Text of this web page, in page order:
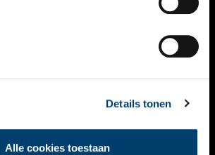
Details tonen
Alle cookies toestaan